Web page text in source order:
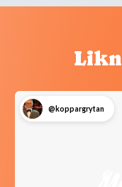
@koppargrytan